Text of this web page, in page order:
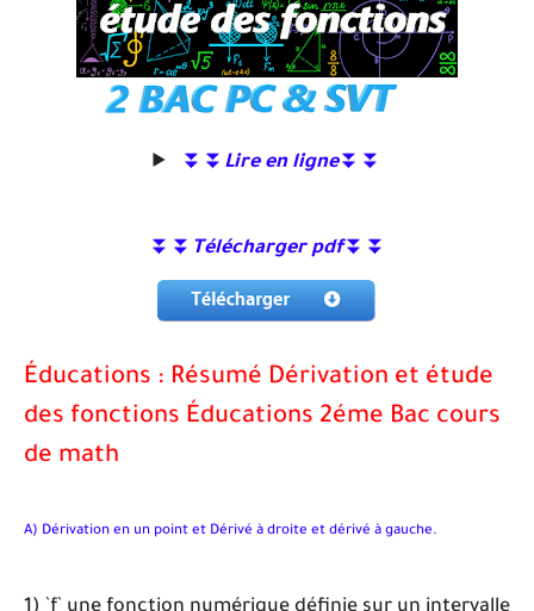
⏬⏬ Lire en ligne⏬⏬
⏬⏬ Télécharger pdf⏬⏬
Éducations : Résumé Dérivation et étude
des fonctions Éducations 2éme Bac cours
de math
A) Dérivation en un point et Dérivé à droite et dérivé à gauche.